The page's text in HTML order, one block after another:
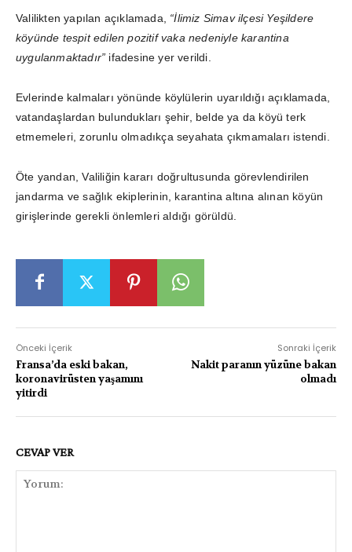
Valilikten yapılan açıklamada, “İlimiz Simav ilçesi Yeşildere
köyünde tespit edilen pozitif vaka nedeniyle karantina
uygulanmaktadır” ifadesine yer verildi.
Evlerinde kalmaları yönünde köylülerin uyarıldığı açıklamada,
vatandaşlardan bulundukları şehir, belde ya da köyü terk
etmemeleri, zorunlu olmadıkça seyahata çıkmamaları istendi.
Öte yandan, Valiliğin kararı doğrultusunda görevlendirilen
jandarma ve sağlık ekiplerinin, karantina altına alınan köyün
girişlerinde gerekli önlemleri aldığı görüldü.
Önceki İçerik
Fransa’da eski bakan,
koronavirüsten yaşamını
yitirdi
Sonraki İçerik
Nakit paranın yüzüne bakan
olmadı
CEVAP VER